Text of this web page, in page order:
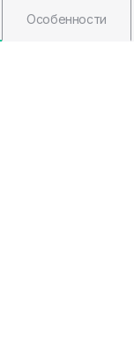
Особенности